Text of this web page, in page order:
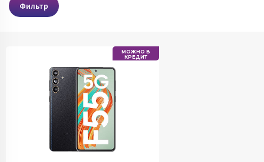
Фильтр
МОЖНО В
КРЕДИТ